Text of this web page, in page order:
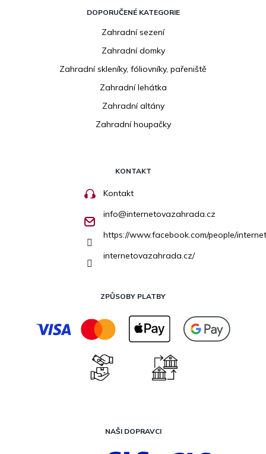
DOPORUČENÉ KATEGORIE
Zahradní sezení
Zahradní domky
Zahradní skleníky, fóliovníky, pařeniště
Zahradní lehátka
Zahradní altány
Zahradní houpačky
KONTAKT
Kontakt
info@internetovazahrada.cz
https://www.facebook.com/people/
internetovazahrada.cz/
ZPŮSOBY PLATBY
NAŠI DOPRAVCI